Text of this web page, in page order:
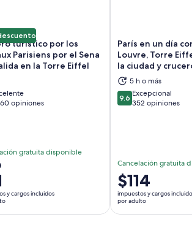
pestaña
turístico por los
Parisiens por el Sena
en la Torre Eiffel
10opiniones
gratuita disponible
y cargos incluidos
Se abrirá en una nueva pestaña
París en un día
Louvre, Torre
la ciudad y
5 h o más
9.69.6 de 10
Excepcional
352 opiniones
Cancelación gratuita
El
precio
es
de
$114
impuestos y cargos
por adulto